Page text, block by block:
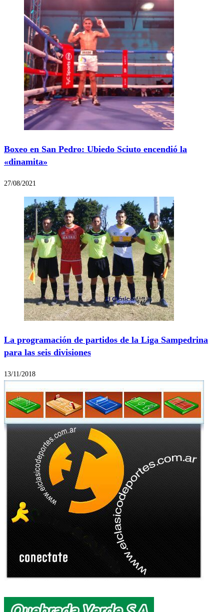
Boxeo en San Pedro: Ubiedo Sciuto encendió la
«dinamita»
27/08/2021
La programación de partidos de la Liga Sampedrina
para las seis divisiones
13/11/2018